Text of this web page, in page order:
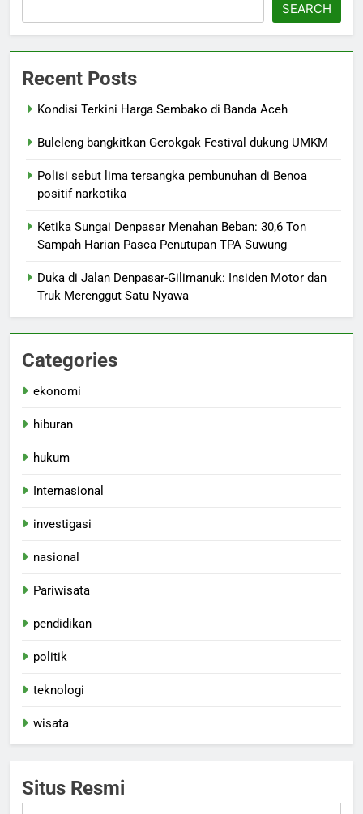
SEARCH
Recent Posts
Kondisi Terkini Harga Sembako di Banda Aceh
Buleleng bangkitkan Gerokgak Festival dukung UMKM
Polisi sebut lima tersangka pembunuhan di Benoa
positif narkotika
Ketika Sungai Denpasar Menahan Beban: 30,6 Ton
Sampah Harian Pasca Penutupan TPA Suwung
Duka di Jalan Denpasar-Gilimanuk: Insiden Motor dan
Truk Merenggut Satu Nyawa
Categories
ekonomi
hiburan
hukum
Internasional
investigasi
nasional
Pariwisata
pendidikan
politik
teknologi
wisata
Situs Resmi